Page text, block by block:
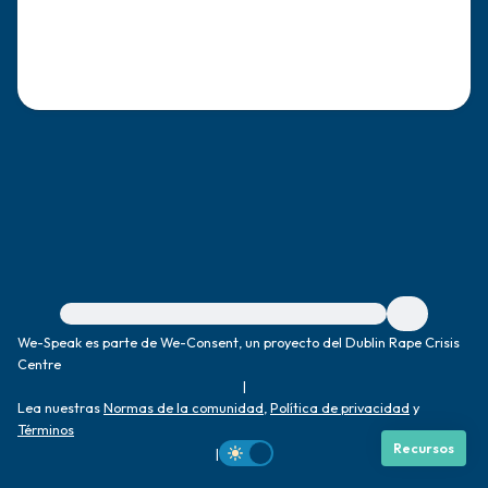
Para obtener ayuda inmediata, visite {{resource}}
We-Speak es parte de We-Consent, un proyecto del Dublin Rape Crisis
Centre
|
Lea nuestrasNormas de la comunidad Política de privacidad y
Términos
|
Recursos
frente a ti que puedas tocar?)
Respira hondo para terminar.